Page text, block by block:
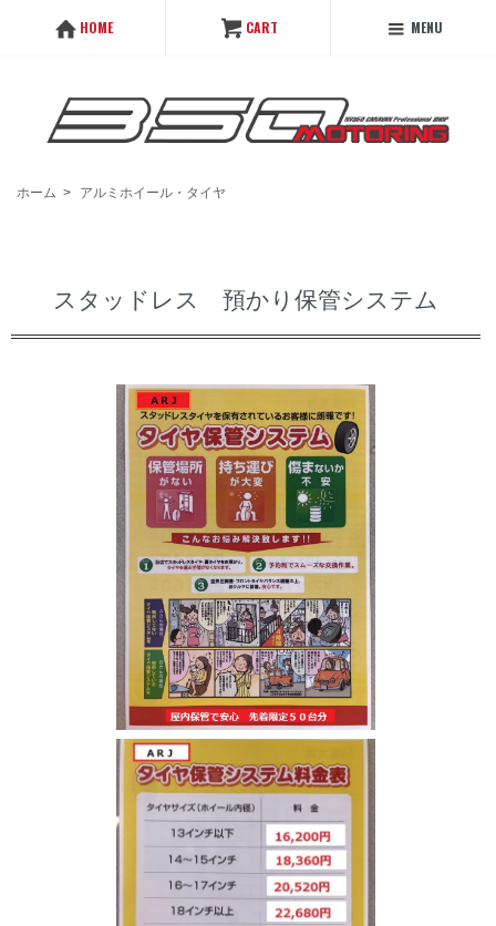
HOME CART MENU
ホーム > アルミホイール・タイヤ
スタッドレス 預かり保管システム